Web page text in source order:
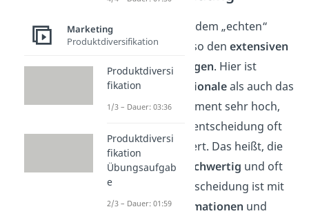
Beginnen wir mit dem „echten“
Kaufverhalten, also den extensiven
Kaufentscheidungen. Hier ist
sowohl das
emotionaleals auch das
kognitiveInvolvement sehr hoch,
weshalb die Kaufentscheidung oft
relativlangedauert. Das heißt, die
Produkte sind
hochwertig und oft
teuer
und die Entscheidung ist mit
sehrvielen Informationen und
Marketing
Produktdiversifikation
Produktdiversi
fikation
1/3 – Dauer: 03:36
Produktdiversi
fikation
Übungsaufgab
e
2/3 – Dauer: 01:59